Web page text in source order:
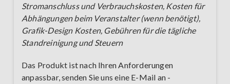
Stromanschluss und Verbrauchskosten, Kosten für
Abhängungen beim Veranstalter (wenn benötigt),
Grafik-Design Kosten, Gebühren für die tägliche
Standreinigung und Steuern
Das Produkt ist nach Ihren Anforderungen
anpassbar, senden Sie uns eine E-Mail an -